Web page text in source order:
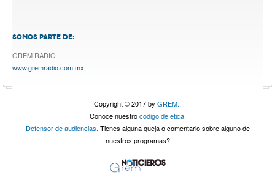
SOMOS PARTE DE:
GREM RADIO
www.gremradio.com.mx
Copyright © 2017 by GREM..
Conoce nuestrocodigo de etica.
Defensor de audiencias. Tienes alguna queja o comentario sobre alguno de
nuestros programas?